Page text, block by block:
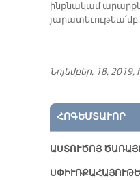
ինքնակամ
Նոյեմբեր, 18,
ՀՈԳԵՄՏԱՒՈՐ
ԱՍՏՈՒԾՈՅ